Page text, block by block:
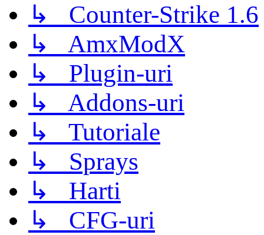
↳ Counter-Strike 1.6
↳ AmxModX
↳ Plugin-uri
↳ Addons-uri
↳ Tutoriale
↳ Sprays
↳ Harti
↳ CFG-uri